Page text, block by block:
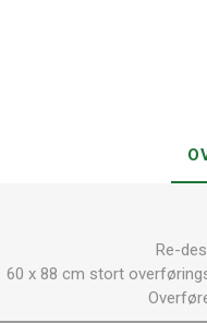
Re-
60 x 88 cm stort